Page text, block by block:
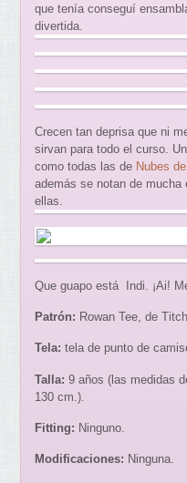
que tenía conseguí
divertida.
Crecen tan deprisa que ni
sirvan para todo el curso.
como todas las de Nubes
además se notan de
ellas.
Que guapo está Indi. ¡Ai!
Patrón: Rowan Tee, de
Tela: tela de punto de
Talla: 9 años (las medidas
130 cm.).
Fitting: Ninguno.
Modificaciones: Ninguna.